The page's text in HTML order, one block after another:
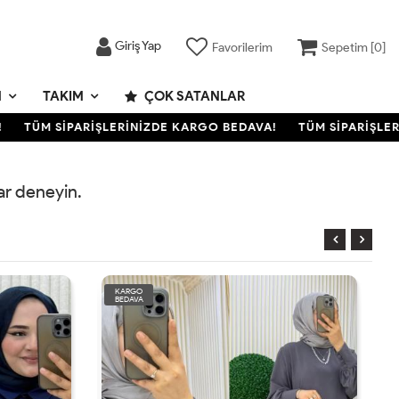
Giriş Yap Favorilerim Sepetim [0]
TAKIM ÇOK SATANLAR
TÜM SİPARİŞLERİNİZDE KARGO BEDAVA! TÜM
deneyin.
KARGO
BEDAVA